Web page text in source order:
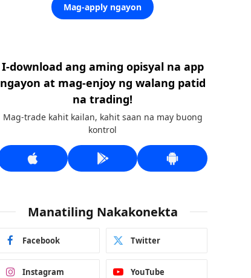
Mag-apply ngayon
I-download ang aming opisyal na app
ngayon at mag-enjoy ng walang patid
na trading!
Mag-trade kahit kailan, kahit saan na may buong
kontrol
Manatiling Nakakonekta
Facebook Twitter
Instagram YouTube